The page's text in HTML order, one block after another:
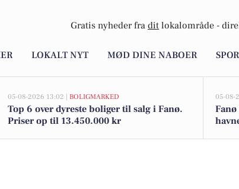
Gratis nyheder fra dit lokalområde -
LOKALT NYT MØD DINE NABOER
05-08-2026 13:02 | BOLIGMARKED
Top 6 over dyreste boliger til salg i Fanø.
Priser op til 13.450.000 kr
05-08-